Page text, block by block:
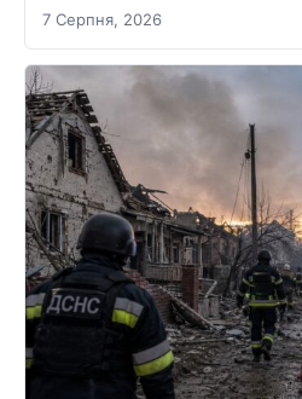
7 Серпня, 2026